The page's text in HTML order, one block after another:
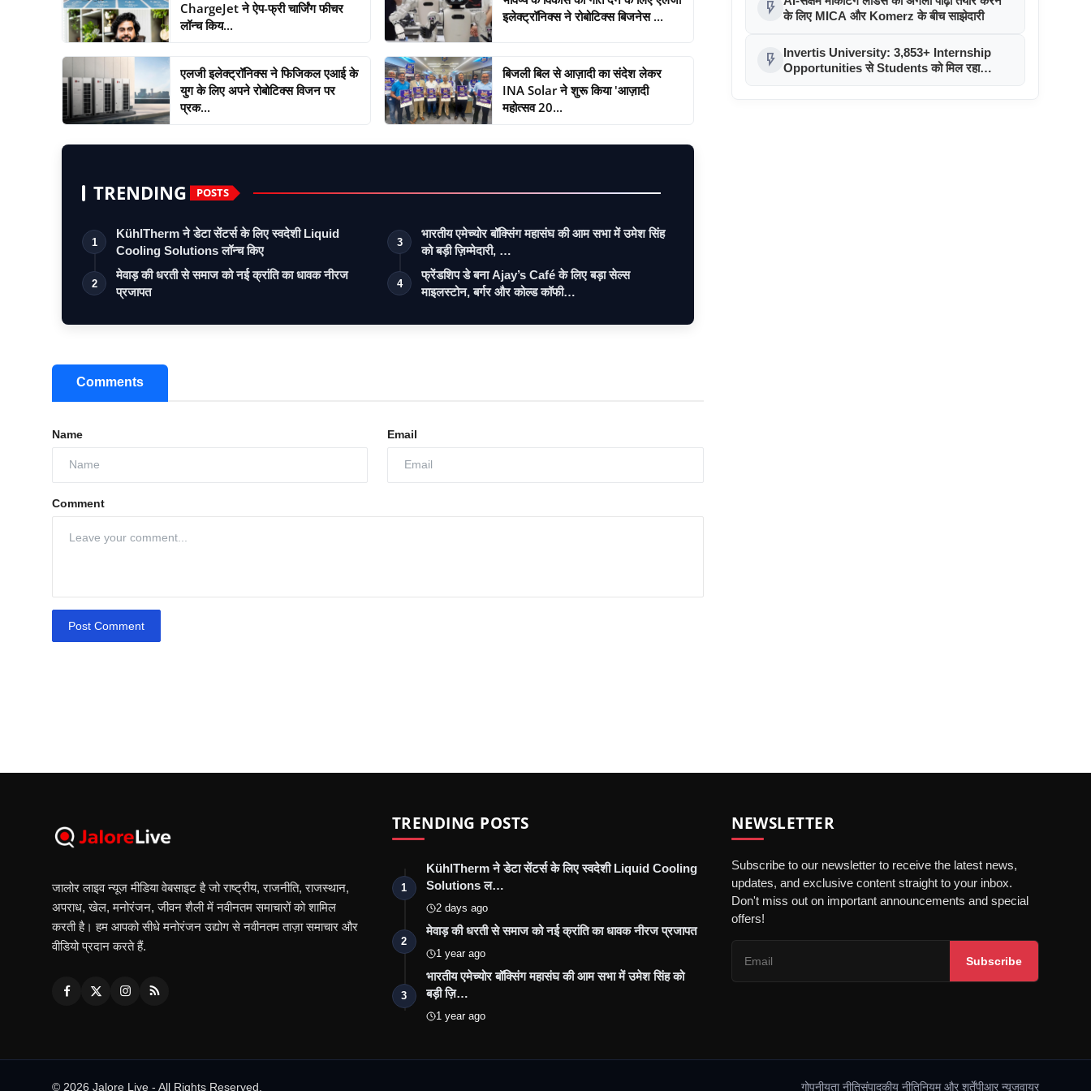
ChargeJet ने ऐप-फ्री चार्जिंग फीचर
लॉन्च किय...
इलेक्ट्रॉनिक्स ने रोबोटिक्स बिजनेस ...
एलजी इलेक्ट्रॉनिक्स ने फिजिकल एआई के
युग के लिए अपने रोबोटिक्स विजन पर
प्रक...
बिजली बिल से आज़ादी का संदेश लेकर
INA Solar ने शुरू किया 'आज़ादी
महोत्सव 20...
TRENDING POSTS
1
KühlTherm ने डेटा सेंटर्स के लिए स्वदेशी Liquid
Cooling Solutions लॉन्च किए
2
मेवाड़ की धरती से समाज को नई क्रांति का धावक नीरज
प्रजापत
3
भारतीय एमेच्योर बॉक्सिंग महासंघ की आम सभा में उमेश सिंह
को बड़ी ज़िम्मेदारी, …
4
फ्रेंडशिप डे बना Ajay’s Café के लिए बड़ा सेल्स
माइलस्टोन, बर्गर और कोल्ड कॉफी…
Comments
Name Email
Comment
Post Comment
flash_on के लिए MICA और Komerz के बीच साझेदारी
flash_on
Invertis University: 3,853+ Internship
Opportunities से Students को मिल रहा
जालोर लाइव न्यूज मीडिया वेबसाइट है जो राष्ट्रीय, राजनीति, राजस्थान,
अपराध, खेल, मनोरंजन, जीवन शैली में नवीनतम समाचारों को शामिल
करती है। हम आपको सीधे मनोरंजन उद्योग से नवीनतम ताज़ा समाचार और
वीडियो प्रदान करते हैं.
TRENDING POSTS
1
KühlTherm ने डेटा सेंटर्स के लिए स्वदेशी Liquid Cooling
Solutions ल…
2 days ago
2
मेवाड़ की धरती से समाज को नई क्रांति का धावक नीरज प्रजापत
1 year ago
3
भारतीय एमेच्योर बॉक्सिंग महासंघ की आम सभा में उमेश सिंह को
बड़ी ज़ि…
1 year ago
NEWSLETTER
Subscribe to our newsletter to receive the latest news,
updates, and exclusive content straight to your inbox.
Don't miss out on important announcements and special
offers!
Subscribe
© 2026 Jalore Live - All Rights Reserved. गोपनीयता नीतिसंपादकीय नीतिनियम और शर्तेंपीआर न्यूज़वायर